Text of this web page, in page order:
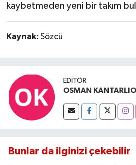
kaybetmeden yeni bir takım
Kaynak: Sözcü
EDITÖR
OSMAN
Bunlar da ilginizi çekebilir
TARİHTE BUGÜN
TEKNOLOJİ
TÜRKİYE
VİZYONDAKİLER